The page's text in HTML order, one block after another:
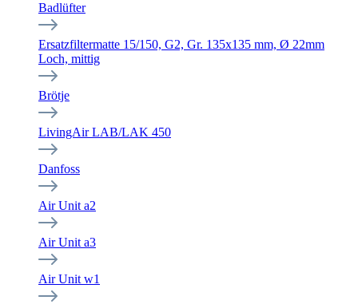
Badlüfter
Ersatzfiltermatte 15/150, G2, Gr. 135x135 mm, Ø 22mm
Loch, mittig
Brötje
LivingAir LAB/LAK 450
Danfoss
Air Unit a2
Air Unit a3
Air Unit w1